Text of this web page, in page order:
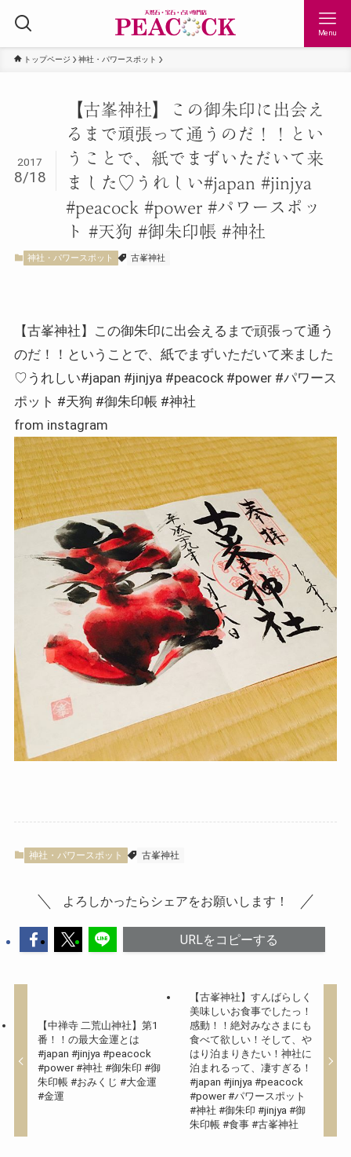
Menu
トップページ 神社・パワースポット
【古峯神社】この御朱印に出会え
るまで頑張って通うのだ！！とい
うことで、紙でまずいただいて来
ました♡うれしい#japan #jinjya
#peacock #power #パワースポッ
ト #天狗 #御朱印帳 #神社
2017
8/18
神社・パワースポット 古峯神社
【古峯神社】この御朱印に出会えるまで頑張って通う
のだ！！ということで、紙でまずいただいて来ました
♡うれしい#japan #jinjya #peacock #power #パワース
ポット #天狗 #御朱印帳 #神社
from instagram
神社・パワースポット 古峯神社
よろしかったらシェアをお願いします！
URLをコピーする
【中禅寺 二荒山神社】第1
番！！の最大金運とは
#japan #jinjya #peacock
#power #神社 #御朱印 #御
朱印帳 #おみくじ #大金運
#金運
【古峯神社】すんばらしく
美味しいお食事でしたっ！
感動！！絶対みなさまにも
食べて欲しい！そして、や
はり泊まりきたい！神社に
泊まれるって、凄すぎる！
#japan #jinjya #peacock
#power #パワースポット
#神社 #御朱印 #jinjya #御
朱印帳 #食事 #古峯神社